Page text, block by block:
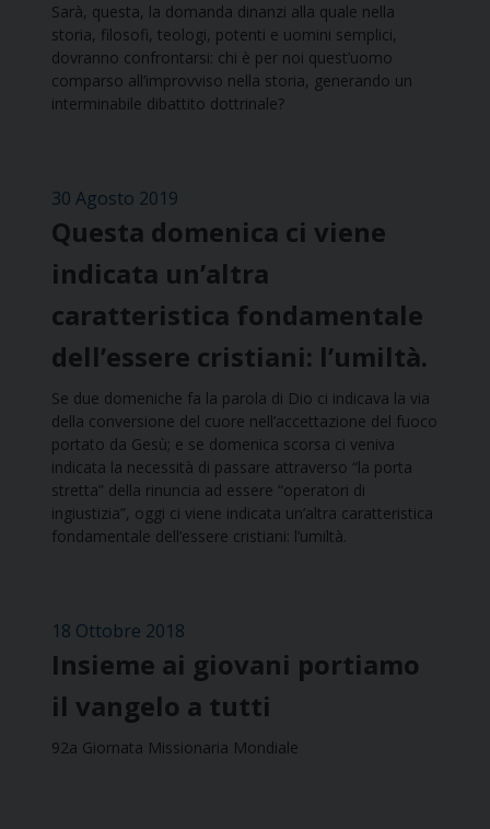
Sarà, questa, la domanda dinanzi alla quale nella
storia, filosofi, teologi, potenti e uomini semplici,
dovranno confrontarsi: chi è per noi quest’uomo
comparso all’improvviso nella storia, generando un
interminabile dibattito dottrinale?
30 Agosto 2019
Questa domenica ci viene
indicata un’altra
caratteristica fondamentale
dell’essere cristiani: l’umiltà.
Se due domeniche fa la parola di Dio ci indicava la via
della conversione del cuore nell’accettazione del fuoco
portato da Gesù; e se domenica scorsa ci veniva
indicata la necessità di passare attraverso “la porta
stretta” della rinuncia ad essere “operatori di
ingiustizia”, oggi ci viene indicata un’altra caratteristica
fondamentale dell’essere cristiani: l’umiltà.
18 Ottobre 2018
Insieme ai giovani portiamo
il vangelo a tutti
92a Giornata Missionaria Mondiale